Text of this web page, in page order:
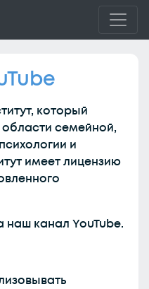
который
области семейной,
и
имеет лицензию
канал YouTube.